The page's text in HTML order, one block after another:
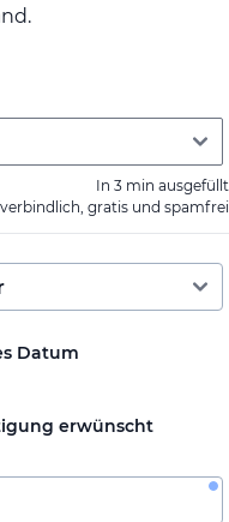
In 3 min ausgefüllt.
gratis und spamfrei.
Datum
erwünscht